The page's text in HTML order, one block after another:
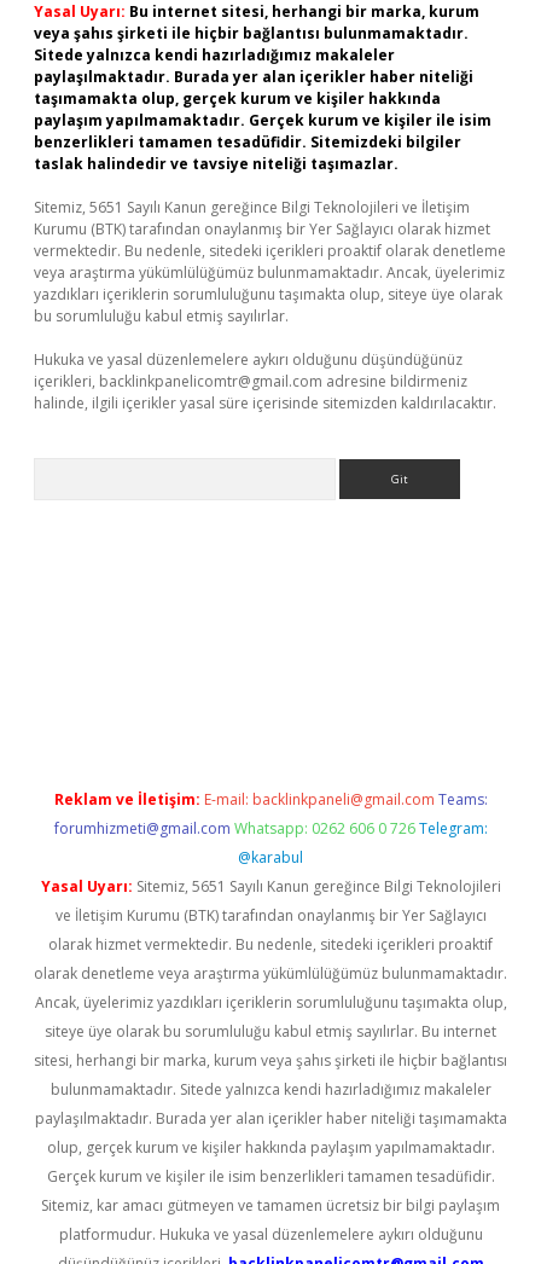
Yasal Uyarı: Bu internet sitesi, herhangi bir marka, kurum
veya şahıs şirketi ile hiçbir bağlantısı bulunmamaktadır.
Sitede yalnızca kendi hazırladığımız makaleler
paylaşılmaktadır. Burada yer alan içerikler haber niteliği
taşımamakta olup, gerçek kurum ve kişiler hakkında
paylaşım yapılmamaktadır. Gerçek kurum ve kişiler ile isim
benzerlikleri tamamen tesadüfidir. Sitemizdeki bilgiler
taslak halindedir ve tavsiye niteliği taşımazlar.
Sitemiz, 5651 Sayılı Kanun gereğince Bilgi Teknolojileri ve İletişim
Kurumu (BTK) tarafından onaylanmış bir Yer Sağlayıcı olarak hizmet
vermektedir. Bu nedenle, sitedeki içerikleri proaktif olarak denetleme
veya araştırma yükümlülüğümüz bulunmamaktadır. Ancak, üyelerimiz
yazdıkları içeriklerin sorumluluğunu taşımakta olup, siteye üye olarak
bu sorumluluğu kabul etmiş sayılırlar.
Hukuka ve yasal düzenlemelere aykırı olduğunu düşündüğünüz
içerikleri, backlinkpanelicomtr@gmail.com adresine bildirmeniz
halinde, ilgili içerikler yasal süre içerisinde sitemizden kaldırılacaktır.
Reklam ve İletişim: E-mail: backlinkpaneli@gmail.com Teams:
forumhizmeti@gmail.com Whatsapp: 0262 606 0 726 Telegram:
@karabul
Yasal Uyarı: Sitemiz, 5651 Sayılı Kanun gereğince Bilgi Teknolojileri
ve İletişim Kurumu (BTK) tarafından onaylanmış bir Yer Sağlayıcı
olarak hizmet vermektedir. Bu nedenle, sitedeki içerikleri proaktif
olarak denetleme veya araştırma yükümlülüğümüz bulunmamaktadır.
Ancak, üyelerimiz yazdıkları içeriklerin sorumluluğunu taşımakta olup,
siteye üye olarak bu sorumluluğu kabul etmiş sayılırlar. Bu internet
sitesi, herhangi bir marka, kurum veya şahıs şirketi ile hiçbir bağlantısı
bulunmamaktadır. Sitede yalnızca kendi hazırladığımız makaleler
paylaşılmaktadır. Burada yer alan içerikler haber niteliği taşımamakta
olup, gerçek kurum ve kişiler hakkında paylaşım yapılmamaktadır.
Gerçek kurum ve kişiler ile isim benzerlikleri tamamen tesadüfidir.
Sitemiz, kar amacı gütmeyen ve tamamen ücretsiz bir bilgi paylaşım
platformudur. Hukuka ve yasal düzenlemelere aykırı olduğunu